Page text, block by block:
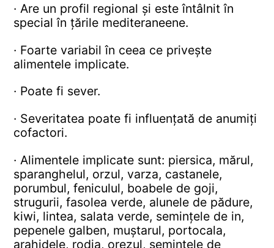
· Are un profil regional și este întâlnit în
special în țările mediteraneene.
· Foarte variabil în ceea ce privește
alimentele implicate.
· Poate fi sever.
· Severitatea poate fi influențată de anumiți
cofactori.
· Alimentele implicate sunt: piersica, mărul,
sparanghelul, orzul, varza, castanele,
porumbul, feniculul, boabele de goji,
strugurii, fasolea verde, alunele de pădure,
kiwi, lintea, salata verde, semințele de in,
pepenele galben, muștarul, portocala,
arahidele, rodia, orezul, semințele de